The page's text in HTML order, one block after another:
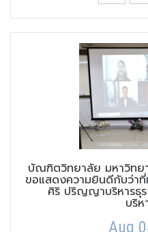
บัณฑิตวิทยาลัย มหาวิทย
ขอแสดงความยินดีกับว่
ศิริ ปริญญาบริหารธุ
บริห
Aug